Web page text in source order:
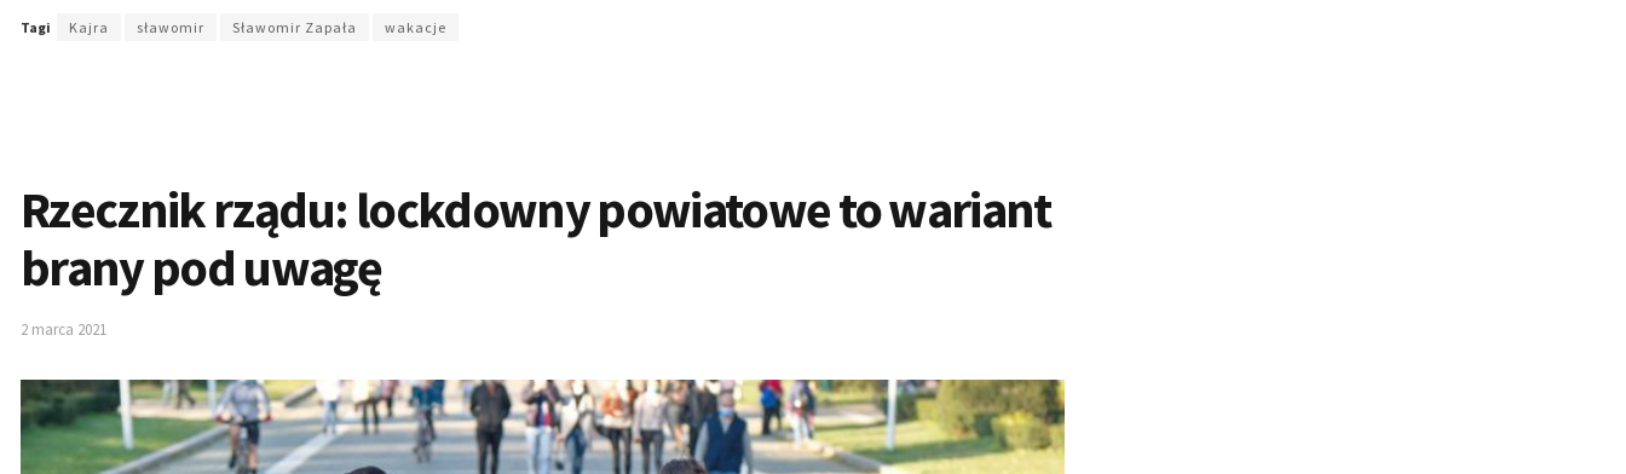
Tagi Kajra sławomir Sławomir Zapała wakacje
Rzecznik rządu: lockdowny powiatowe to wariant
brany pod uwagę
2 marca 2021